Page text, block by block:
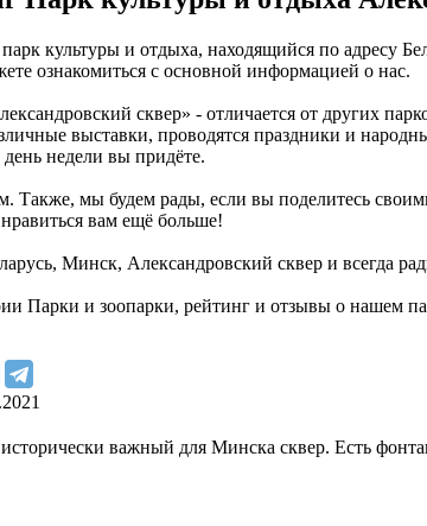
культуры и отдыха, находящийся по адресу
ознакомиться с основной информацией о нас.
сквер» - отличается от других
выставки, проводятся праздники и
недели вы придёте.
Также, мы будем рады, если вы поделитесь
вам ещё больше!
Минск, Александровский сквер и всегда
Парки и зоопарки, рейтинг и отзывы о нашем
важный для Минска сквер. Есть